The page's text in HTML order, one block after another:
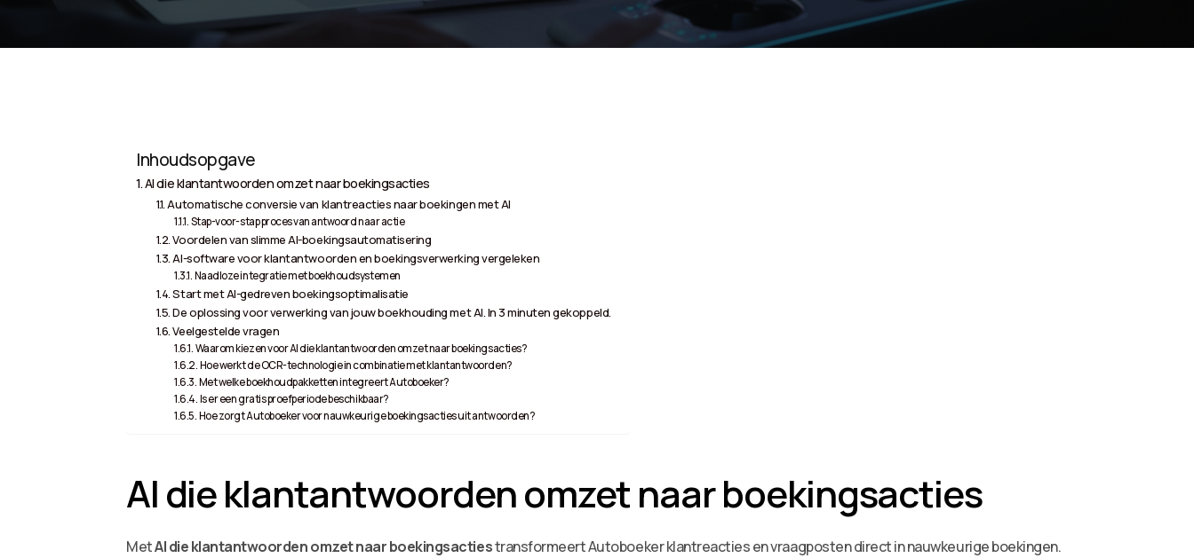
Inhoudsopgave
AI die klantantwoorden omzet naar boekingsacties
Automatische conversie van klantreacties naar boekingen met AI
Stap-voor-stap proces van antwoord naar actie
Voordelen van slimme AI-boekingsautomatisering
AI-software voor klantantwoorden en boekingsverwerking vergeleken
Naadloze integratie met boekhoudsystemen
Start met AI-gedreven boekingsoptimalisatie
De oplossing voor verwerking van jouw boekhouding met AI. In 3 minuten gekoppeld.
Veelgestelde vragen
Waarom kiezen voor AI die klantantwoorden omzet naar boekingsacties?
Hoe werkt de OCR-technologie in combinatie met klantantwoorden?
Met welke boekhoudpakketten integreert Autoboeker?
Is er een gratis proefperiode beschikbaar?
Hoe zorgt Autoboeker voor nauwkeurige boekingsacties uit antwoorden?
AI die klantantwoorden omzet naar boekingsacties
MetAI die klantantwoorden omzet naar boekingsactiestransformeert Autoboeker klantreacties en vraagposten direct in nauwkeurige boekingen.